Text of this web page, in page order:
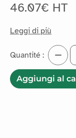
46.07€ HT
Leggi di più
Quantité :
Aggiungi al